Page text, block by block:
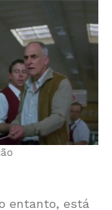
entanto, está